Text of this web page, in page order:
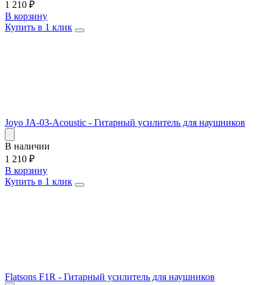
1 210 ₽
В корзину
Купить в 1 клик
Joyo JA-03-Acoustic - Гитарный усилитель для наушников
В наличии
1 210 ₽
В корзину
Купить в 1 клик
Flatsons F1R - Гитарный усилитель для наушников